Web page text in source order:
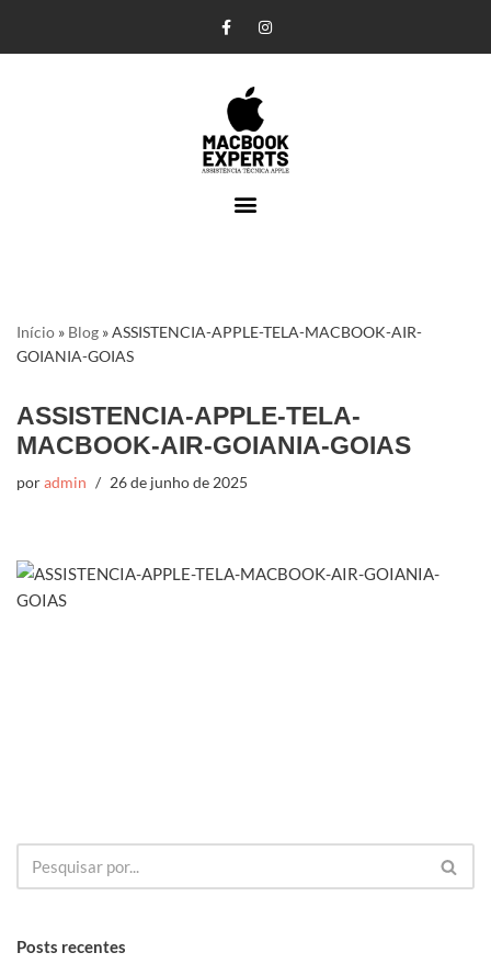
Pular
Início » Blog »ASSISTENCIA-APPLE-TELA-MACBOOK-AIR-
GOIANIA-GOIAS
ASSISTENCIA-APPLE-TELA-
MACBOOK-AIR-GOIANIA-GOIAS
poradmin 26 de junho de 2025
Posts recentes